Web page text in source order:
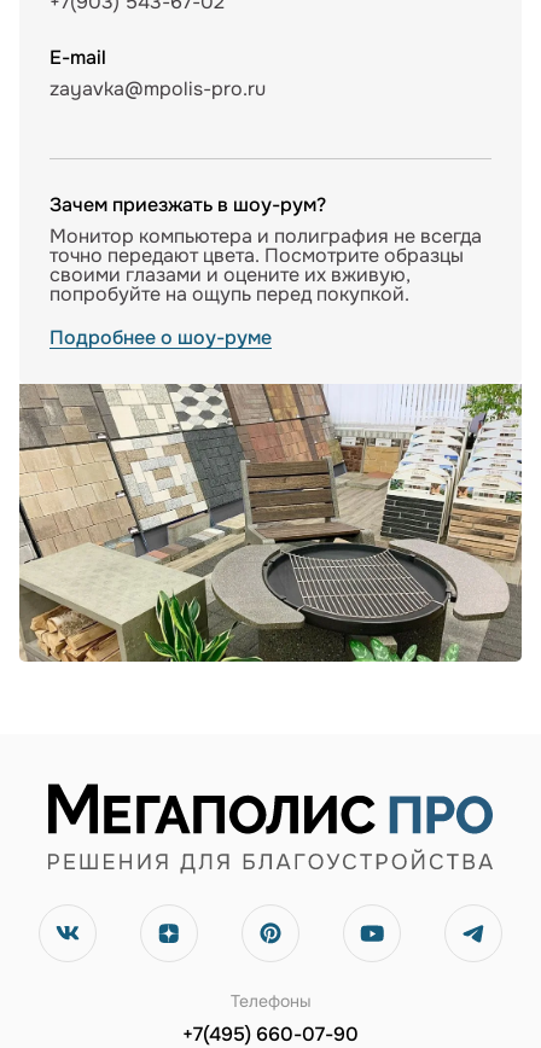
E-mail
zayavka@mpolis-pro.ru
Зачем приезжать в шоу-рум?
Монитор компьютера и полиграфия не всегда
точно передают цвета. Посмотрите образцы
своими глазами и оцените их вживую,
попробуйте на ощупь перед покупкой.
Подробнее о шоу-руме
Телефоны
+7(495) 660-07-90